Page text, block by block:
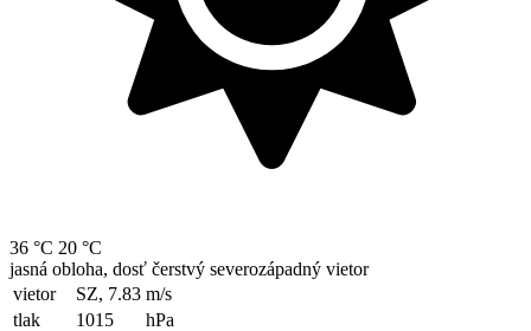
36 °C 20 °C
jasná obloha, dosť čerstvý severozápadný vietor
vietor
SZ, 7.83 m/s
tlak
1015
hPa